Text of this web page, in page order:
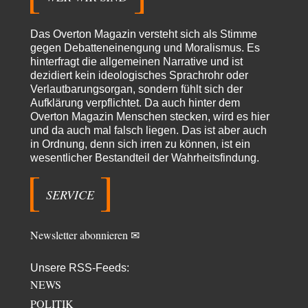
Geheimhaltung
Es gab überhaupt KEINE Entnazifizierung der Deutschen Justiz nach
Kriegsende! Und es hätte auch keine…
ratzefatzvor 5 Stunden zu:
Klimalüge und Klimadiktatur?
Es gibt genau zwei Faktoren, die für unser Klima (eigentlich: die Klimata
der verschiedenen Klimazonen)…
arth_vor 6 Stunden zu:
Sollte Bundeswehrwerbung verboten werden?
Saudibarbarien oder der…
Vielen Dank an die Autoren des Artikels dafür, daß sie die Situation einer
Russischer Hackervor 13 Stunden zu:
Morgen kommt der Russe, wir müssen alle sterben!
Das Overton Magazin versteht sich als Stimme
gegen Debatteneinengung und Moralismus. Es
hinterfragt die allgemeinen Narrative und ist
dezidiert kein ideologisches Sprachrohr oder
Verlautbarungsorgan, sondern fühlt sich der
Aufklärung verpflichtet. Da auch hinter dem
Overton Magazin Menschen stecken, wird es hier
und da auch mal falsch liegen. Das ist aber auch
in Ordnung, denn sich irren zu können, ist ein
wesentlicher Bestandteil der Wahrheitsfindung.
SERVICE
Newsletter abonnieren ✉
Unsere RSS-Feeds:
NEWS
POLITIK